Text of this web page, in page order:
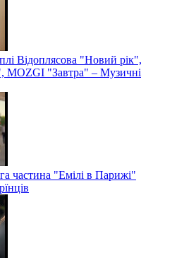
Відоплясова "Новий рік",
MOZGI "Завтра" – Музичні
частина "Емілі в Парижі"